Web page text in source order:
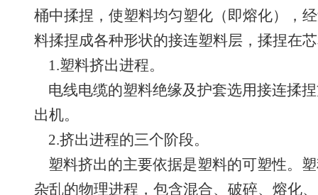
桶中揉捏，使塑料均匀塑化（即熔化），
料揉捏成各种形状的接连塑料层，揉捏在
1.塑料挤出进程。
电线电缆的塑料绝缘及护套选用接连揉
出机。
2.挤出进程的三个阶段。
塑料挤出的主要依据是塑料的可塑性。
杂乱的物理进程，包含混合、破碎、熔化